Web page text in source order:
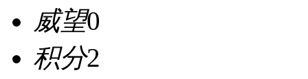
威望0
积分2